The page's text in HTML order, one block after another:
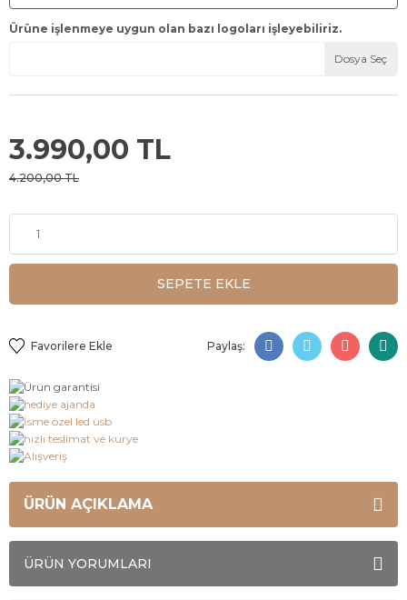
Ürüne işlenmeye uygun olan bazı logoları işleyebiliriz.
Dosya Seç
3.990,00 TL
4.200,00 TL
SEPETE EKLE
Paylaş:
ÜRÜN AÇIKLAMA
ÜRÜN YORUMLARI